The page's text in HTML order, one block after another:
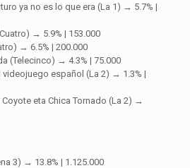
ya no es lo que era (La 1) → 5.7% |
→ 5.9% | 153.000
→ 6.5% | 200.000
(Telecinco) → 4.3% | 75.000
videojuego español (La 2) → 1.3% |
eta Chica Tornado (La 2) →
3) → 13.8% | 1.125.000